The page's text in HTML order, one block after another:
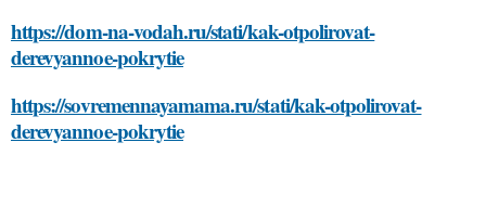
https://dom-na-vodah.ru/stati/kak-otpolirovat-
derevyannoe-pokrytie
https://sovremennayamama.ru/stati/kak-otpolirovat-
derevyannoe-pokrytie